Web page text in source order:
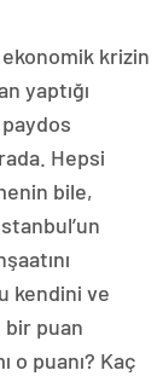
krizin
yaptığı
Hepsi
bile,
kendini ve
bir puan
o puanı? Kaç